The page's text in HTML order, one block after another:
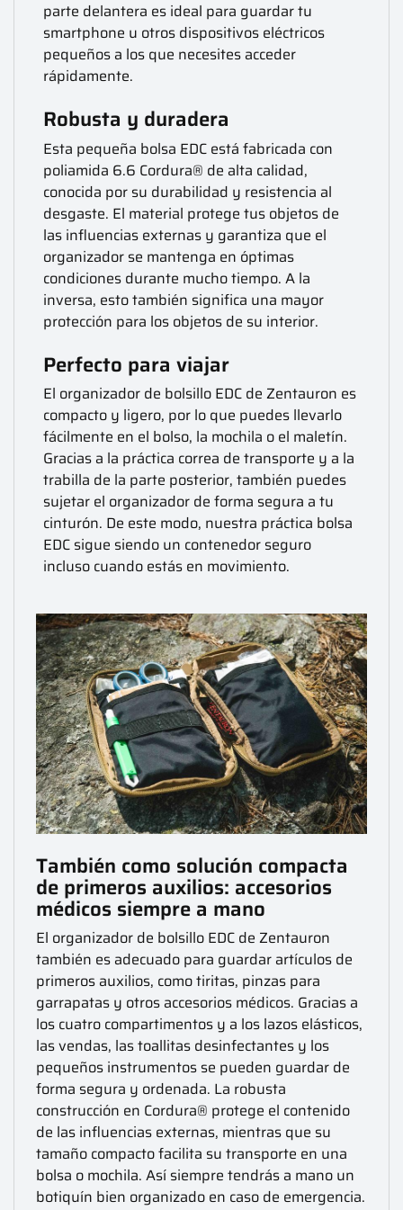
parte delantera es ideal para guardar tu
smartphone u otros dispositivos eléctricos
pequeños a los que necesites acceder
rápidamente.
Robusta y duradera
Esta pequeña bolsa EDC está fabricada con
poliamida 6.6 Cordura® de alta calidad,
conocida por su durabilidad y resistencia al
desgaste. El material protege tus objetos de
las influencias externas y garantiza que el
organizador se mantenga en óptimas
condiciones durante mucho tiempo. A la
inversa, esto también significa una mayor
protección para los objetos de su interior.
Perfecto para viajar
El organizador de bolsillo EDC de Zentauron es
compacto y ligero, por lo que puedes llevarlo
fácilmente en el bolso, la mochila o el maletín.
Gracias a la práctica correa de transporte y a la
trabilla de la parte posterior, también puedes
sujetar el organizador de forma segura a tu
cinturón. De este modo, nuestra práctica bolsa
EDC sigue siendo un contenedor seguro
incluso cuando estás en movimiento.
También como solución compacta
de primeros auxilios: accesorios
médicos siempre a mano
El organizador de bolsillo EDC de Zentauron
también es adecuado para guardar artículos de
primeros auxilios, como tiritas, pinzas para
garrapatas y otros accesorios médicos. Gracias a
los cuatro compartimentos y a los lazos elásticos,
las vendas, las toallitas desinfectantes y los
pequeños instrumentos se pueden guardar de
forma segura y ordenada. La robusta
construcción en Cordura® protege el contenido
de las influencias externas, mientras que su
tamaño compacto facilita su transporte en una
bolsa o mochila. Así siempre tendrás a mano un
botiquín bien organizado en caso de emergencia.